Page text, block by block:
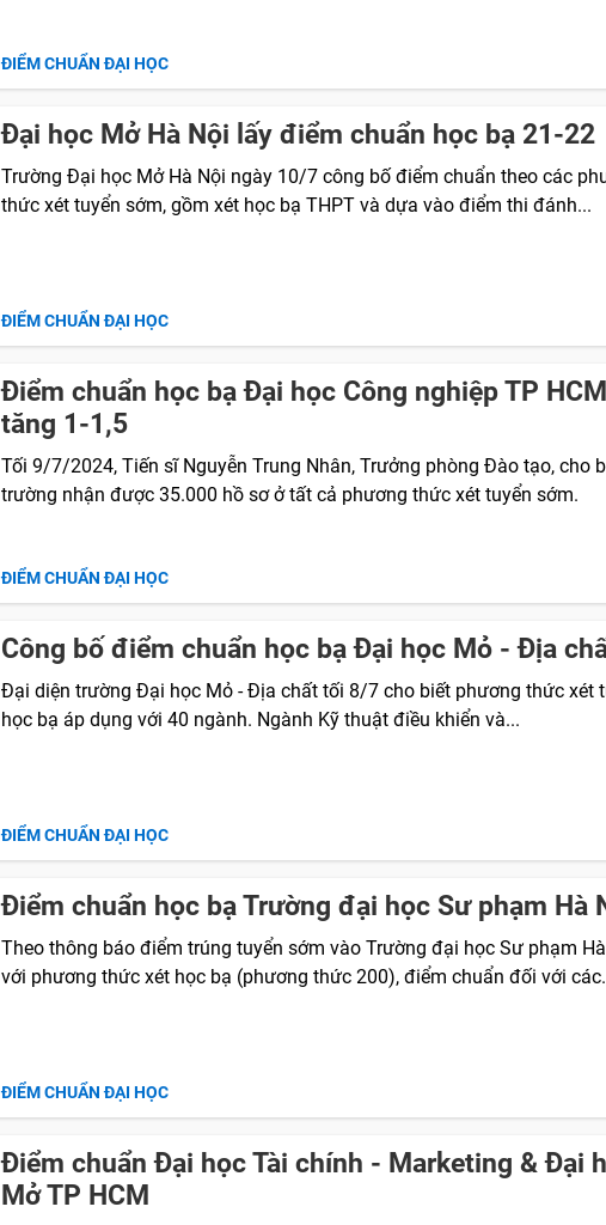
ĐIỂM CHUẨN ĐẠI HỌC
Đại học Mở Hà Nội lấy điểm chuẩn học bạ 21-22
Trường Đại học Mở Hà Nội ngày 10/7 công bố điểm chuẩn theo các
thức xét tuyển sớm, gồm xét học bạ THPT và dựa vào điểm thi đánh...
ĐIỂM CHUẨN ĐẠI HỌC
Điểm chuẩn học bạ Đại học Công nghiệp TP HCM
tăng 1-1,5
Tối 9/7/2024, Tiến sĩ Nguyễn Trung Nhân, Trưởng phòng Đào tạo, cho
trường nhận được 35.000 hồ sơ ở tất cả phương thức xét tuyển sớm.
ĐIỂM CHUẨN ĐẠI HỌC
Công bố điểm chuẩn học bạ Đại học Mỏ - Địa
Đại diện trường Đại học Mỏ - Địa chất tối 8/7 cho biết phương thức xét
học bạ áp dụng với 40 ngành. Ngành Kỹ thuật điều khiển và...
ĐIỂM CHUẨN ĐẠI HỌC
Điểm chuẩn học bạ Trường đại học Sư phạm Hà
Theo thông báo điểm trúng tuyển sớm vào Trường đại học Sư phạm
với phương thức xét học bạ (phương thức 200), điểm chuẩn đối với
ĐIỂM CHUẨN ĐẠI HỌC
Điểm chuẩn Đại học Tài chính - Marketing & Đại
Mở TP HCM